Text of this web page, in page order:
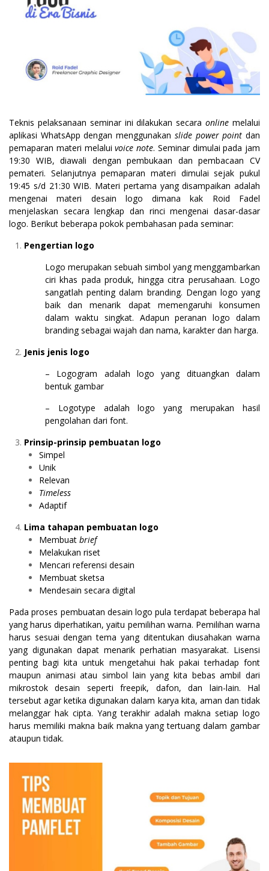
Teknis pelaksanaan seminar ini dilakukan secaraonline melalui
aplikasi WhatsApp dengan menggunakan slide power point dan
pemaparan materi melaluivoice note. Seminar dimulai pada jam
19:30 WIB, diawali dengan pembukaan dan pembacaan CV
pemateri. Selanjutnya pemaparan materi dimulai sejak pukul
19:45 s/d 21:30 WIB. Materi pertama yang disampaikan adalah
mengenai materi desain logo dimana kak Roid Fadel
menjelaskan secara lengkap dan rinci mengenai dasar-dasar
logo. Berikut beberapa pokok pembahasan pada seminar:
Pengertian logo
Logo merupakan sebuah simbol yang menggambarkan
ciri khas pada produk, hingga citra perusahaan. Logo
sangatlah penting dalam branding. Dengan logo yang
baik dan menarik dapat memengaruhi konsumen
dalam waktu singkat. Adapun peranan logo dalam
branding sebagai wajah dan nama, karakter dan harga.
Jenis jenis logo
– Logogram adalah logo yang dituangkan dalam
bentuk gambar
– Logotype adalah logo yang merupakan hasil
pengolahan dari font.
Prinsip-prinsip pembuatan logo
Simpel
Unik
Relevan
Timeless
Adaptif
Lima tahapan pembuatan logo
Membuat brief
Melakukan riset
Mencari referensi desain
Membuat sketsa
Mendesain secara digital
Pada proses pembuatan desain logo pula terdapat beberapa hal
yang harus diperhatikan, yaitu pemilihan warna. Pemilihan warna
harus sesuai dengan tema yang ditentukan diusahakan warna
yang digunakan dapat menarik perhatian masyarakat. Lisensi
penting bagi kita untuk mengetahui hak pakai terhadap font
maupun animasi atau simbol lain yang kita bebas ambil dari
mikrostok desain seperti freepik, dafon, dan lain-lain. Hal
tersebut agar ketika digunakan dalam karya kita, aman dan tidak
melanggar hak cipta. Yang terakhir adalah makna setiap logo
harus memiliki makna baik makna yang tertuang dalam gambar
ataupun tidak.